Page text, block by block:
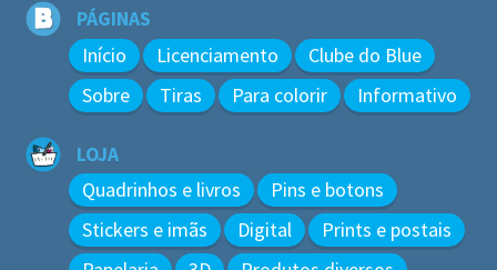
PÁGINAS
Início Licenciamento
Clube do Blue
Sobre
Tiras Para colorir Informativo
LOJA
Quadrinhos e livros
Pins e botons
Stickers e imãs
Digital
Prints e postais